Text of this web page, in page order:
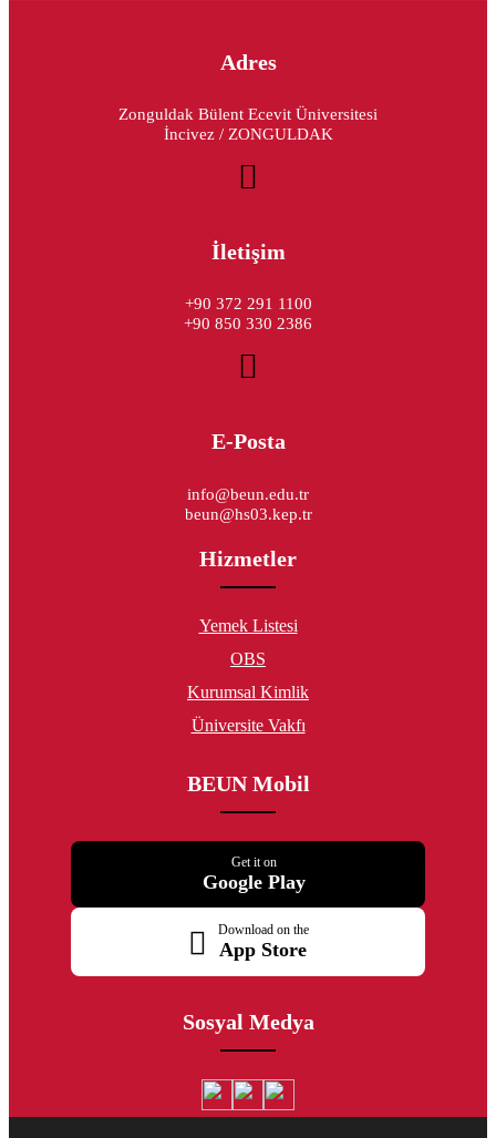
Adres
Zonguldak Bülent Ecevit Üniversitesi
İncivez / ZONGULDAK
İletişim
+90 372 291 1100
+90 850 330 2386
E-Posta
info@beun.edu.tr
beun@hs03.kep.tr
Hizmetler
Yemek Listesi
OBS
Kurumsal Kimlik
Üniversite Vakfı
BEUN Mobil
Get it on
Google Play
Download on the
App Store
Sosyal Medya